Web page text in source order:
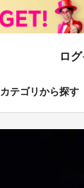
ロ
カテゴリから探す